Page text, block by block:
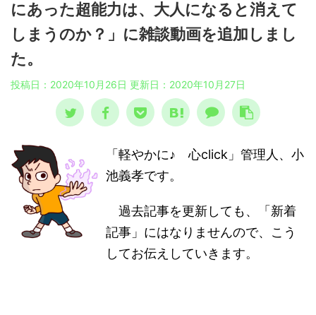
にあった超能力は、大人になると消えて
しまうのか？」に雑談動画を追加しまし
た。
投稿日：2020年10月26日 更新日： 2020年10月27日
「軽やかに♪ 心click」管理人、小
池義孝です。
過去記事を更新しても、「新着
記事」にはなりませんので、こう
してお伝えしていきます。